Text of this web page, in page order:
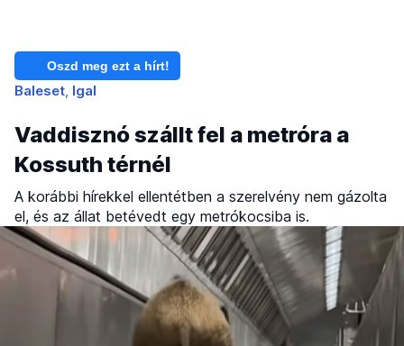
Oszd meg ezt a hírt!
Baleset Igal
Vaddisznó szállt fel a metróra a
Kossuth térnél
A korábbi hírekkel ellentétben a szerelvény nem gázolta
el, és az állat betévedt egy metrókocsiba is.